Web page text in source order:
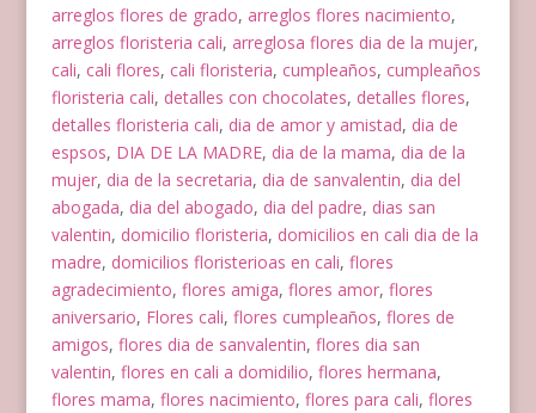
arreglos flores de grado, arreglos flores nacimiento,
arreglos floristeria cali, arreglosa flores dia de la mujer,
cali, cali flores, cali floristeria, cumpleaños, cumpleaños
floristeria cali, detalles con chocolates, detalles flores,
detalles floristeria cali, dia de amor y amistad, dia de
espsos, DIA DE LA MADRE, dia de la mama, dia de la
mujer, dia de la secretaria, dia de sanvalentin, dia del
abogada, dia del abogado, dia del padre, dias san
valentin, domicilio floristeria, domicilios en cali dia de la
madre, domicilios floristerioas en cali, flores
agradecimiento, flores amiga, flores amor, flores
aniversario, Flores cali, flores cumpleaños, flores de
amigos, flores dia de sanvalentin, flores dia san
valentin, flores en cali a domidilio, flores hermana,
flores mama, flores nacimiento, flores para cali, flores